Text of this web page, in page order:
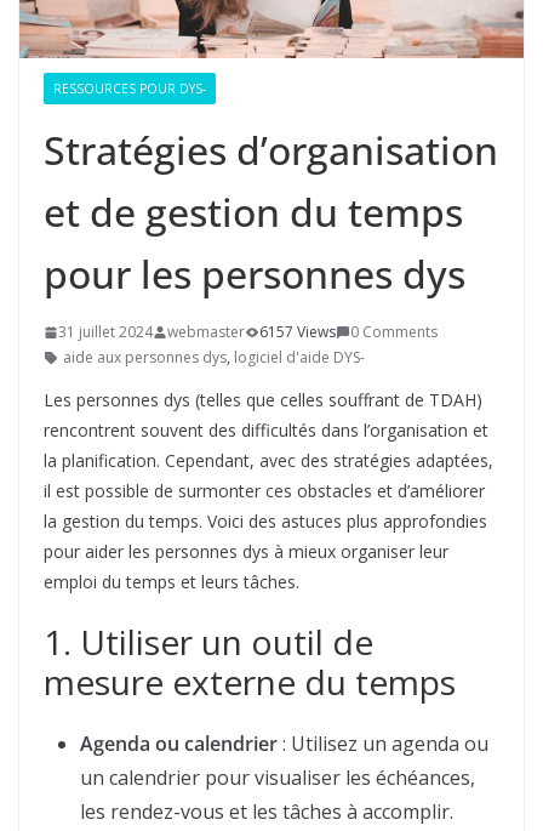
RESSOURCES POUR DYS-
Stratégies d’organisation
et de gestion du temps
pour les personnes dys
31 juillet 2024 webmaster 6157 Views
0 Comments
aide aux personnes dys, logiciel d'aide DYS-
Les personnes dys (telles que celles souffrant de TDAH)
rencontrent souvent des difficultés dans l’organisation et
la planification. Cependant, avec des stratégies adaptées,
il est possible de surmonter ces obstacles et d’améliorer
la gestion du temps. Voici des astuces plus approfondies
pour aider les personnes dys à mieux organiser leur
emploi du temps et leurs tâches.
1. Utiliser un outil de
mesure externe du temps
Agenda ou calendrier: Utilisez un agenda ou
un calendrier pour visualiser les échéances,
les rendez-vous et les tâches à accomplir.